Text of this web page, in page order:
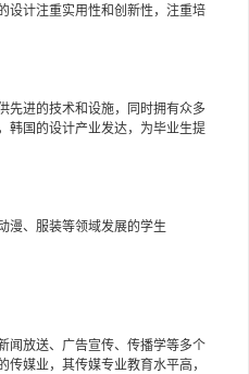
设计注重实用性和创新性，注重培
先进的技术和设施，同时拥有众多
韩国的设计产业发达，为毕业生提
漫、服装等领域发展的学生
闻放送、广告宣传、传播学等多个
媒业，其传媒专业教育水平高，